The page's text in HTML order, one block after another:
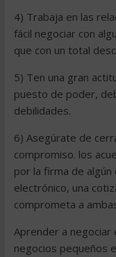
4) Trabaja en las
fácil negociar con
que con un total
5) Ten una gran
puesto de poder,
debilidades.
6) Asegúrate de
compromiso. los
por la firma de
electrónico, una
comprometa a
Aprender a negociar
negocios pequeños